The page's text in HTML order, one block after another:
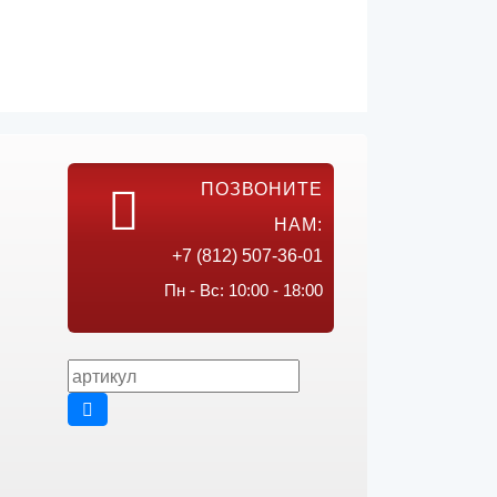
ПОЗВОНИТЕ
НАМ:
+7 (812) 507-36-01
Пн - Вс: 10:00 - 18:00